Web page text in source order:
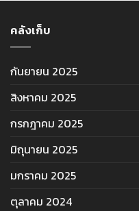
คลังเก็บ
กันยายน 2025
สิงหาคม 2025
กรกฎาคม 2025
มิถุนายน 2025
มกราคม 2025
ตุลาคม 2024